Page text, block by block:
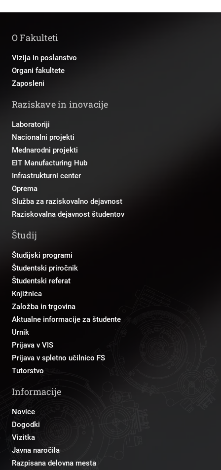
O Fakulteti
Vizija in poslanstvo
Organi fakultete
Zaposleni
Raziskave in inovacije
Laboratoriji
Nacionalni projekti
Mednarodni projekti
EIT Manufacturing Hub
Infrastrukturni center
Oprema
Služba za raziskovalno dejavnost
Raziskovalna dejavnost študentov
Študij
Študijski programi
Študentski priročnik
Študentski referat
Knjižnica
Založba in trgovina
Aktualne informacije za študente
Urnik
Prijava v VIS
Prijava v spletno učilnico FS
Tutorstvo
Informacije
Novice
Dogodki
Vizitka
Javna naročila
Razpisana delovna mesta